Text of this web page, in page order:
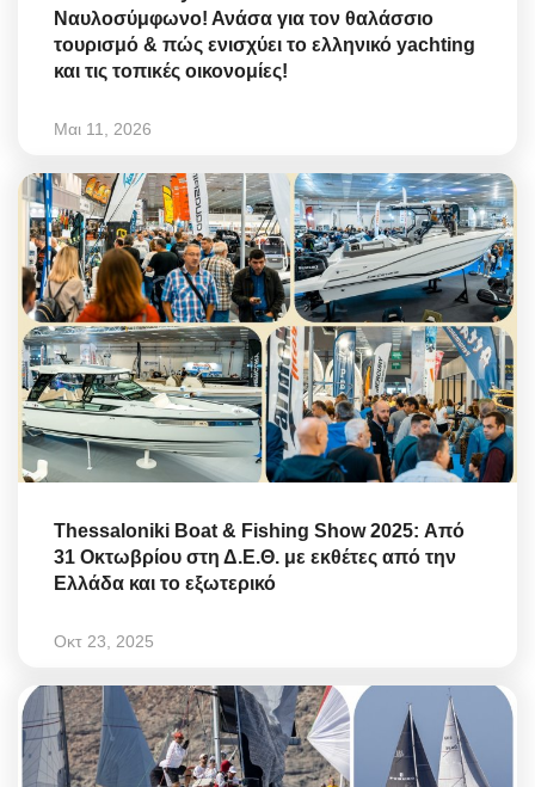
Ναυλοσύμφωνο! Ανάσα για τον θαλάσσιο
τουρισμό & πώς ενισχύει το ελληνικό yachting
και τις τοπικές οικονομίες!
Μαι 11, 2026
Thessaloniki Boat & Fishing Show 2025: Από
31 Οκτωβρίου στη Δ.Ε.Θ. με εκθέτες από την
Ελλάδα και το εξωτερικό
Οκτ 23, 2025